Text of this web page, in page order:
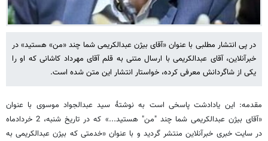
در پی انتشار مطلبی با عنوان «آقای بیژن عبدالکریمی شما چند «من» هستید» در
خبرآنلاین، آقای عبدالکریمی با ارسال متنی به قلم آقای مهرداد کاشانی که او را
یکی از شاگردانش معرفی کرده، خواستار انتشار این متن شده است.
مقدمه: این یادادشت پاسخی است به نوشتۀ سید عبدالجواد موسوی با عنوان
«آقای بیژن عبدالکریمی شما چند "من" هستید...» که در تاریخ شنبه، 2 خردادماه
در سایت خبری خبرآنلاین منتشر گردید و با عنوان «خدمتی که بیژن عبدالکریمی به